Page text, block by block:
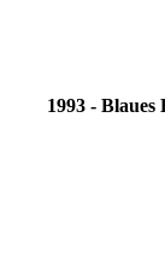
1993 -